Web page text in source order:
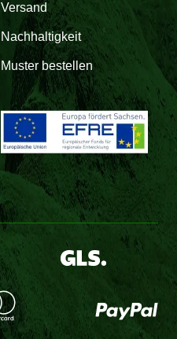
Versand
Nachhaltigkeit
Muster bestellen